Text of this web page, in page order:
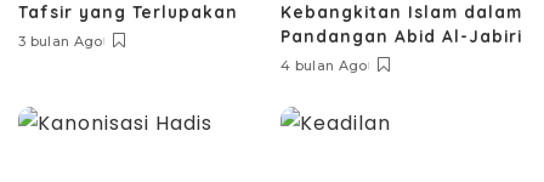
Tafsir yang Terlupakan
3 bulan Ago
Kebangkitan Islam dalam
Pandangan Abid Al-Jabiri
4 bulan Ago